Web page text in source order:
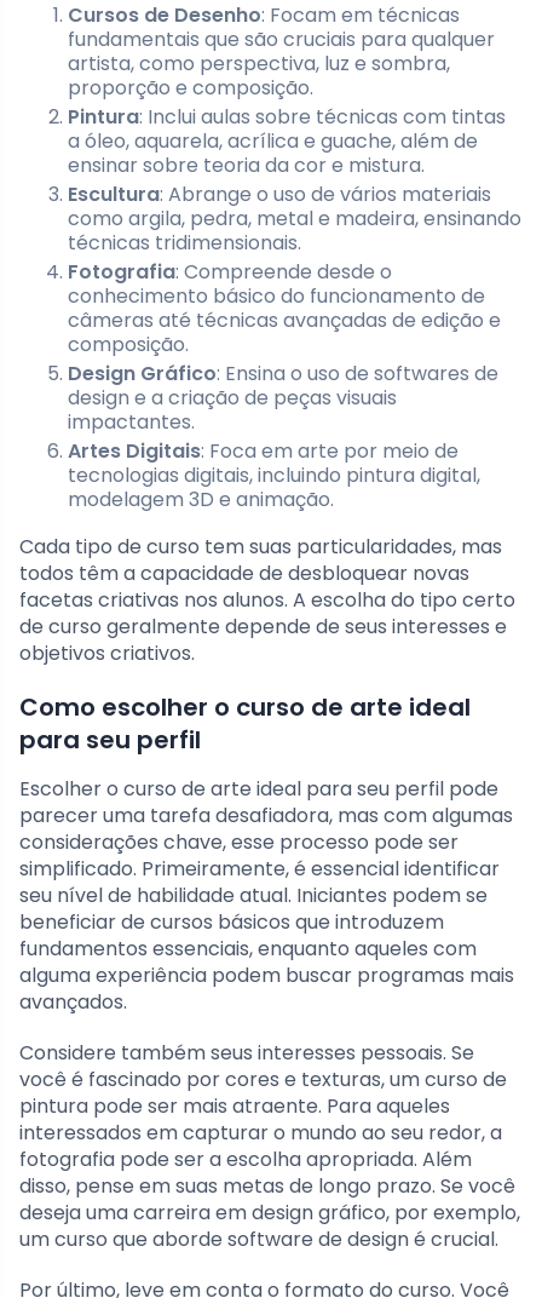
Cursos de Desenho: Focam em técnicas
fundamentais que são cruciais para qualquer
artista, como perspectiva, luz e sombra,
proporção e composição.
Pintura: Inclui aulas sobre técnicas com tintas
a óleo, aquarela, acrílica e guache, além de
ensinar sobre teoria da cor e mistura.
Escultura: Abrange o uso de vários materiais
como argila, pedra, metal e madeira, ensinando
técnicas tridimensionais.
Fotografia: Compreende desde o
conhecimento básico do funcionamento de
câmeras até técnicas avançadas de edição e
composição.
Design Gráfico: Ensina o uso de softwares de
design e a criação de peças visuais
impactantes.
Artes Digitais: Foca em arte por meio de
tecnologias digitais, incluindo pintura digital,
modelagem 3D e animação.
Cada tipo de curso tem suas particularidades, mas
todos têm a capacidade de desbloquear novas
facetas criativas nos alunos. A escolha do tipo certo
de curso geralmente depende de seus interesses e
objetivos criativos.
Como escolher o curso de arte ideal
para seu perfil
Escolher o curso de arte ideal para seu perfil pode
parecer uma tarefa desafiadora, mas com algumas
considerações chave, esse processo pode ser
simplificado. Primeiramente, é essencial identificar
seu nível de habilidade atual. Iniciantes podem se
beneficiar de cursos básicos que introduzem
fundamentos essenciais, enquanto aqueles com
alguma experiência podem buscar programas mais
avançados.
Considere também seus interesses pessoais. Se
você é fascinado por cores e texturas, um curso de
pintura pode ser mais atraente. Para aqueles
interessados em capturar o mundo ao seu redor, a
fotografia pode ser a escolha apropriada. Além
disso, pense em suas metas de longo prazo. Se você
deseja uma carreira em design gráfico, por exemplo,
um curso que aborde software de design é crucial.
Por último, leve em conta o formato do curso. Você